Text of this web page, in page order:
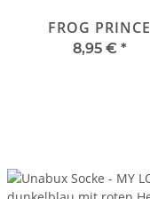
FROG PRINCE
8,95 € *